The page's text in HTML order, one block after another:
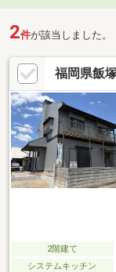
2件が該当しました。
福岡県飯
2階建て
システムキッチン